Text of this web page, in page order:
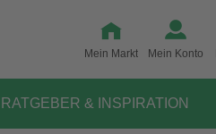
Mein Markt Mein Konto
RATGEBER & INSPIRATION